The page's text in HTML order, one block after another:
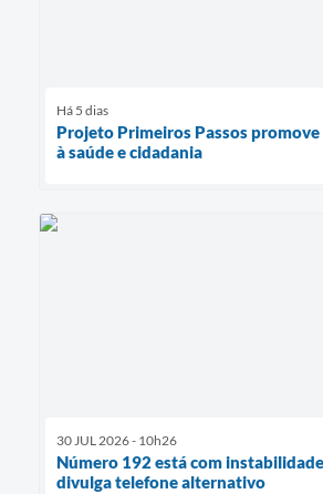
Há 5 dias
Projeto Primeiros Passos
à saúde e cidadania
30 JUL 2026 - 10h26
Número 192 está com
divulga telefone alternativo